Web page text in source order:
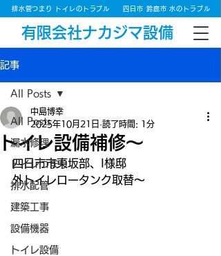
有限会社ナカジマ設備
排水管つまり トイレのトラブル 四日市 鈴鹿市 水のトラブル
記事
All Posts
漏水修理
トイレつまり
排水配管
建築工事
設備機器
トイレ設備
All Posts
トイレ設備補修～
中島博幸
2025年10月21日 読了時間: 1分
四日市市東坂部、I様邸
外トイレロータンク取替～